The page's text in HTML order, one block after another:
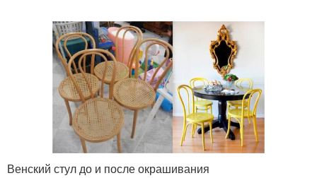
Венский стул до и после окрашивания